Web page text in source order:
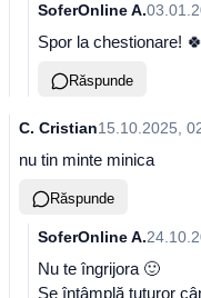
SoferOnline A.
Spor la chestionare! 🍀
Răspunde
C. Cristian15.10.2025,
nu tin minte minica
Răspunde
SoferOnline A.
Nu te îngrijora 🙂
Se întâmplă tuturor